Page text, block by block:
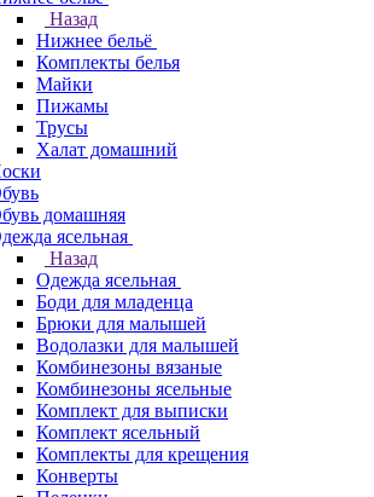
Назад
Нижнее бельё
Комплекты белья
Майки
Пижамы
Трусы
Халат домашний
домашняя
ясельная
Назад
Одежда ясельная
Боди для младенца
Брюки для малышей
Водолазки для малышей
Комбинезоны вязаные
Комбинезоны ясельные
Комплект для выписки
Комплект ясельный
Комплекты для крещения
Конверты